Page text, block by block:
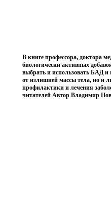
В книге профессора, доктора
биологически активных
выбрать и использовать БАД
от излишней массы тела, но и
профилактики и лечения
читателей Автор Владимир